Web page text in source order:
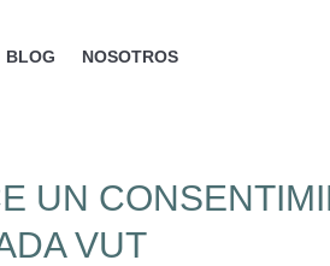
BLOG NOSOTROS
UN
VUT